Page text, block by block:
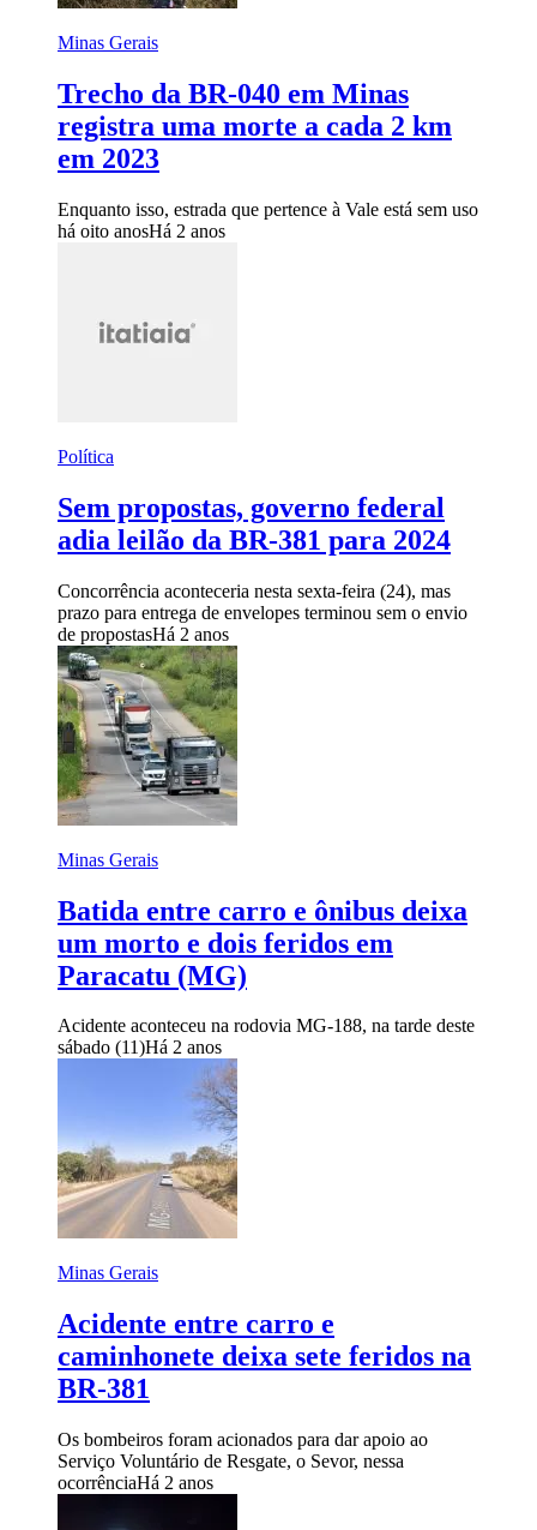
Minas Gerais
Trecho da BR-040 em Minas
registra uma morte a cada 2 km
em 2023
Enquanto isso, estrada que pertence à Vale está sem uso
há oito anosHá 2 anos
Política
Sem propostas, governo federal
adia leilão da BR-381 para 2024
Concorrência aconteceria nesta sexta-feira (24), mas
prazo para entrega de envelopes terminou sem o envio
de propostasHá 2 anos
Minas Gerais
Batida entre carro e ônibus deixa
um morto e dois feridos em
Paracatu (MG)
Acidente aconteceu na rodovia MG-188, na tarde deste
sábado (11)Há 2 anos
Minas Gerais
Acidente entre carro e
caminhonete deixa sete feridos na
BR-381
Os bombeiros foram acionados para dar apoio ao
Serviço Voluntário de Resgate, o Sevor, nessa
ocorrênciaHá 2 anos